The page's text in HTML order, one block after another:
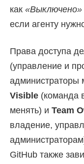
как «Выключено»
если агенту
Права доступа
(управление и
администраторы
Visible (команда
менять) и Team
владение,
GitHub также